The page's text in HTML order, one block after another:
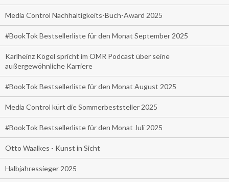
Media Control Nachhaltigkeits-Buch-Award 2025
#BookTok Bestsellerliste für den Monat September 2025
Karlheinz Kögel spricht im OMR Podcast über seine
außergewöhnliche Karriere
#BookTok Bestsellerliste für den Monat August 2025
Media Control kürt die Sommerbeststeller 2025
#BookTok Bestsellerliste für den Monat Juli 2025
Otto Waalkes - Kunst in Sicht
Halbjahressieger 2025